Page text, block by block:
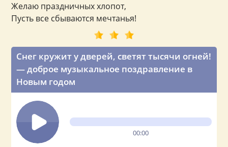
Снег кружит у дверей, светят тысячи огней!
— доброе музыкальное поздравление в
Новым годом
00:00
Желаю праздничных хлопот,
Пусть все сбываются мечтанья!